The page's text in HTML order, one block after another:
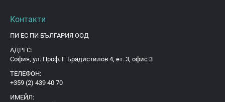
Контакти
ПИ ЕС ПИ БЪЛГАРИЯ ООД
АДРЕС:
София, ул. Проф. Г. Брадистилов 4, ет. 3, офис 3
ТЕЛЕФОН:
+359 (2) 439 40 70
ИМЕЙЛ: